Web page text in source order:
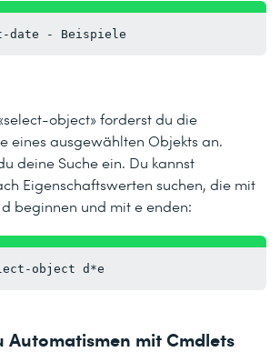
date - Beispiele
object» forderst du die
eines ausgewählten Objekts an.
deine Suche ein. Du kannst
Eigenschaftswerten suchen, die mit
beginnen und mit e enden:
object d*e
Automatismen mit Cmdlets